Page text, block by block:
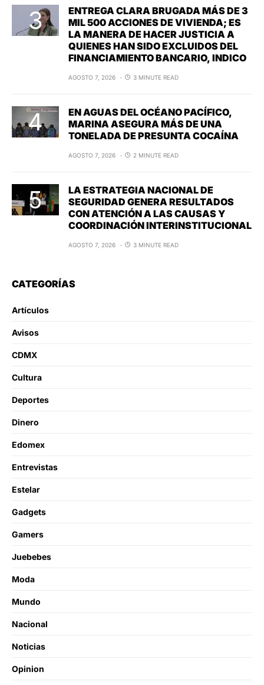
ENTREGA CLARA BRUGADA MÁS DE 3
MIL 500 ACCIONES DE VIVIENDA; ES
LA MANERA DE HACER JUSTICIA A
QUIENES HAN SIDO EXCLUIDOS DEL
FINANCIAMIENTO BANCARIO, INDICO
AGOSTO 7, 2026 3 MINUTE READ
EN AGUAS DEL OCÉANO PACÍFICO,
MARINA ASEGURA MÁS DE UNA
TONELADA DE PRESUNTA COCAÍNA
AGOSTO 7, 2026 2 MINUTE READ
LA ESTRATEGIA NACIONAL DE
SEGURIDAD GENERA RESULTADOS
CON ATENCIÓN A LAS CAUSAS Y
COORDINACIÓN INTERINSTITUCIONAL
AGOSTO 7, 2026 3 MINUTE READ
CATEGORÍAS
Artículos
Avisos
CDMX
Cultura
Deportes
Dinero
Edomex
Entrevistas
Estelar
Gadgets
Gamers
Juebebes
Moda
Mundo
Nacional
Noticias
Opinion